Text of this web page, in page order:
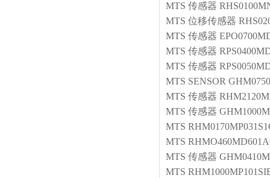
MTS 传感器
MTS 位移传感器
MTS 传感器
MTS 传感器
MTS 传感器
MTS SENSOR
MTS 传感器
MTS 传感器
MTS
MTS
MTS 传感器
MTS